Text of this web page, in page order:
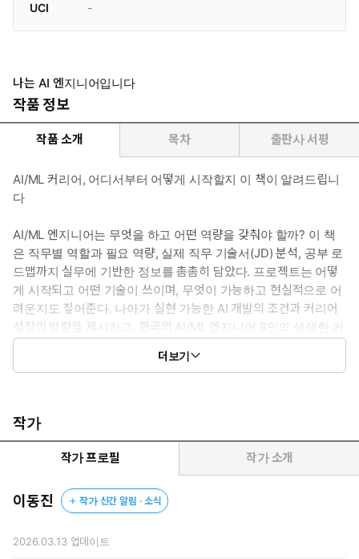
UCI
-
나는 AI 엔지니어입니다
작품 정보
작품 소개 목차 출판사 서평
AI/ML 커리어, 어디서부터 어떻게 시작할지 이 책이 알려드립니
다
AI/ML 엔지니어는 무엇을 하고 어떤 역량을 갖춰야 할까? 이 책
은 직무별 역할과 필요 역량, 실제 직무 기술서(JD) 분석, 공부 로
드맵까지 실무에 기반한 정보를 촘촘히 담았다. 프로젝트는 어떻
게 시작되고 어떤 기술이 쓰이며, 무엇이 가능하고 현실적으로 어
려운지도 짚어준다. 나아가 실현 가능한 AI 개발의 조건과 커리어
성장의 방향을 제시하고, 한국의 AI/ML 엔지니어 8인의 생생한 커
리어 이야기와 14가지 Q&A를 함께 제공한다. 이론이 아닌 현장의
목소리로 전하는 진짜 AI/ML 커리어 가이드다.
더보기
작가
작가 프로필 작가 소개
이동진 작가 신간 알림 · 소식
2026.03.13업데이트